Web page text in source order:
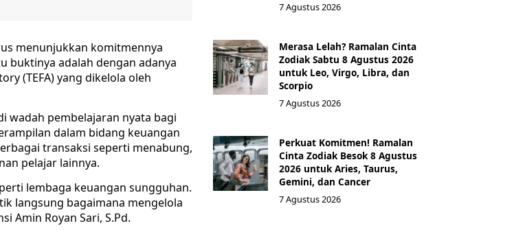
menunjukkan komitmennya
buktinya adalah dengan adanya
(TEFA) yang dikelola oleh
wadah pembelajaran nyata bagi
dalam bidang keuangan
transaksi seperti menabung,
pelajar lainnya.
lembaga keuangan sungguhan.
langsung bagaimana mengelola
Amin Royan Sari, S.Pd.
7 Agustus 2026
Merasa Lelah? Ramalan Cinta
Zodiak Sabtu 8 Agustus 2026
untuk Leo, Virgo, Libra, dan
Scorpio
7 Agustus 2026
Perkuat Komitmen! Ramalan
Cinta Zodiak Besok 8 Agustus
2026 untuk Aries, Taurus,
Gemini, dan Cancer
7 Agustus 2026